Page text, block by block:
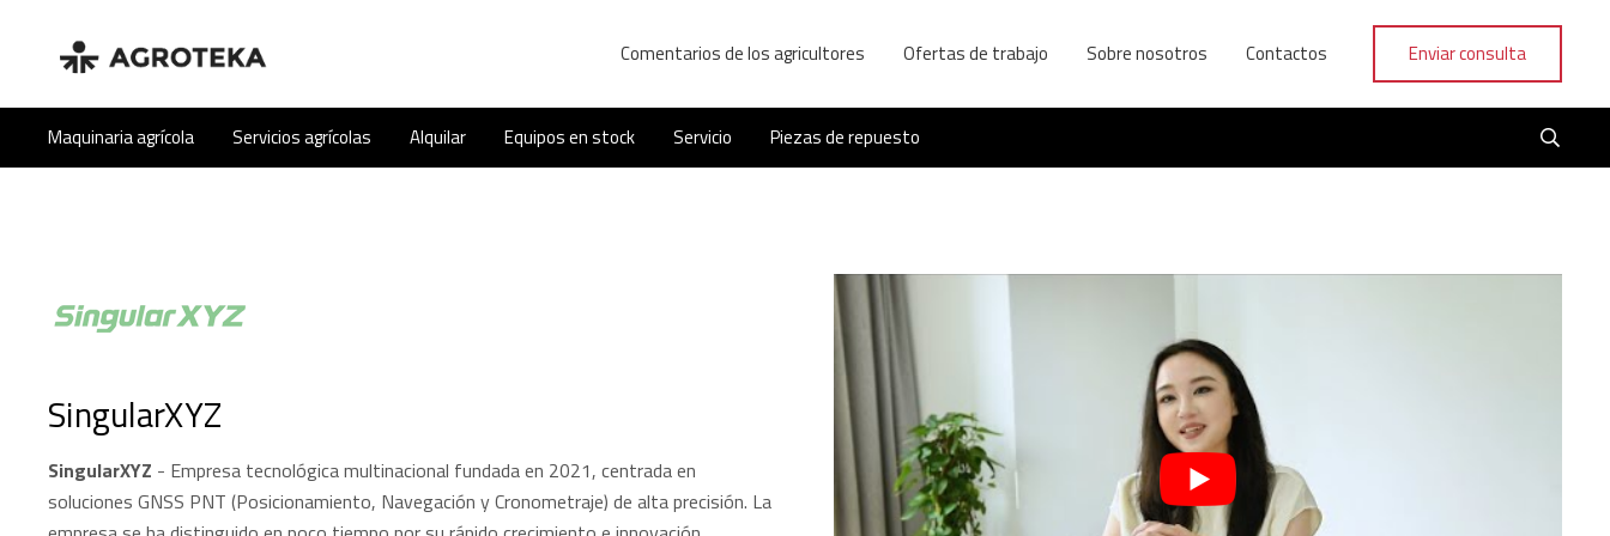
Comentarios de los agricultores Ofertas de trabajo Sobre nosotros Contactos Enviar consulta
Maquinaria agrícola Servicios agrícolas Alquilar Equipos en stock Servicio Piezas de repuesto
SingularXYZ
SingularXYZ - Empresa tecnológica multinacional fundada en 2021, centrada en
soluciones GNSS PNT (Posicionamiento, Navegación y Cronometraje) de alta precisión. La